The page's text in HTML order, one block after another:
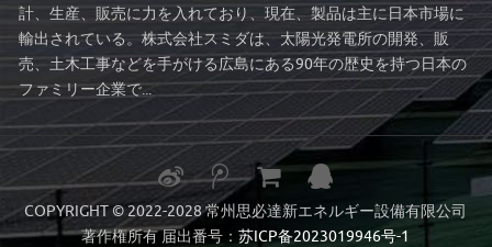
計、生産、販売に力を入れており、現在、製品は主に日本市場に
輸出されている。株式会社スミダは、太陽光発電所の開発、販
売、土木工事などを手がける広島にある90年の歴史を持つ日本の
ファミリー企業で...
COPYRIGHT © 2022-2028 常州思必達新エネルギー設備有限公司
著作権所有 届出番号：苏ICP备2023019946号-1